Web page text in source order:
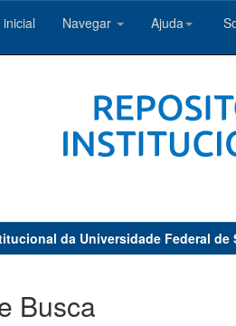
Navegar Ajuda
da Universidade Federal de
Busca